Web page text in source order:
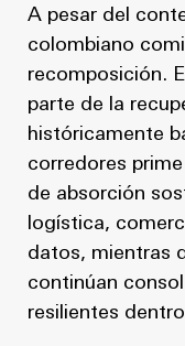
A pesar del
colombiano
recomposición.
parte de la
históricamente
corredores
de absorción
logística,
datos, mientras
continúan
resilientes